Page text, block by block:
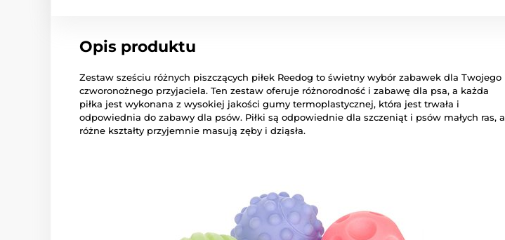
Opis produktu
Zestaw sześciu różnych piszczących piłek Reedog to świetny wybór zabawek dla Twojego
czworonożnego przyjaciela. Ten zestaw oferuje różnorodność i zabawę dla psa, a każda
piłka jest wykonana z wysokiej jakości gumy termoplastycznej, która jest trwała i
odpowiednia do zabawy dla psów. Piłki są odpowiednie dla szczeniąt i psów małych ras, a
różne kształty przyjemnie masują zęby i dziąsła.